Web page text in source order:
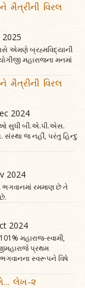
મૈત્રીની વિરલ
2025
એમણે બ્રહ્મવિદ્યાની
મહારાજના મનમાં
મૈત્રીની વિરલ
2024
સુધી બી.એ.પી.એસ.
સંસ્થા જ નહીં, પરંતુ હિન્દુ
2024
રમમાણ છે તે
2024
મહારાજ-સ્વામી,
પ્રથમ
ભગવાનના સ્વરૂપને વિષે
લેખ-૨